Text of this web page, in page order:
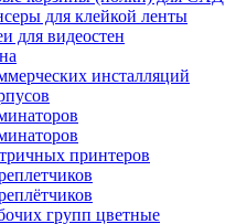
для клейкой ленты
для видеостен
инсталляций
принтеров
групп цветные